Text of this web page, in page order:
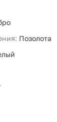
Позолота